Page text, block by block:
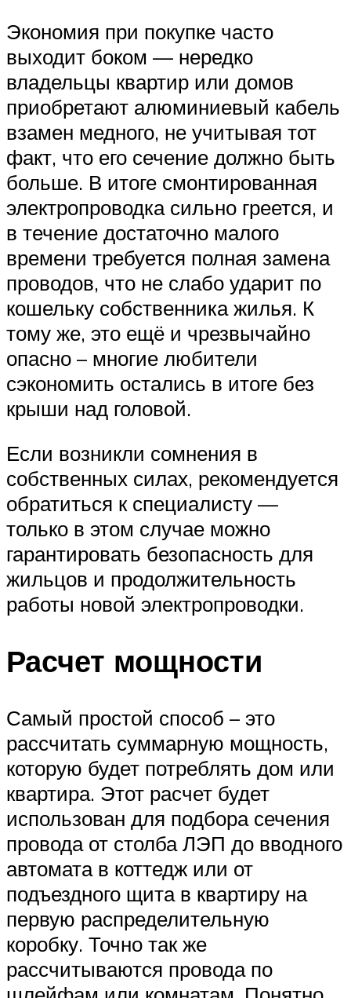
Экономия при покупке часто
выходит боком — нередко
владельцы квартир или домов
приобретают алюминиевый кабель
взамен медного, не учитывая тот
факт, что его сечение должно быть
больше. В итоге смонтированная
электропроводка сильно греется, и
в течение достаточно малого
времени требуется полная замена
проводов, что не слабо ударит по
кошельку собственника жилья. К
тому же, это ещё и чрезвычайно
опасно – многие любители
сэкономить остались в итоге без
крыши над головой.
Если возникли сомнения в
собственных силах, рекомендуется
обратиться к специалисту —
только в этом случае можно
гарантировать безопасность для
жильцов и продолжительность
работы новой электропроводки.
Расчет мощности
Самый простой способ – это
рассчитать суммарную мощность,
которую будет потреблять дом или
квартира. Этот расчет будет
использован для подбора сечения
провода от столба ЛЭП до вводного
автомата в коттедж или от
подъездного щита в квартиру на
первую распределительную
коробку. Точно так же
рассчитываются провода по